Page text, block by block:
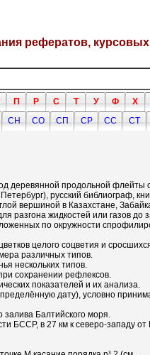
рефератов,
П Р С Т У Ф Х
СН СО СП СР СС СТ
деревянной продольной флейты
русский библиограф,
вершиной в Казахстане,
жидкостей или газов до
по окружности
целого соцветия и
различных типов.
нескольких типов.
сохранении рефлексов.
показателей и их анализа.
дату), условно
залива Балтийского моря.
БССР, в 27 км к северо-западу от